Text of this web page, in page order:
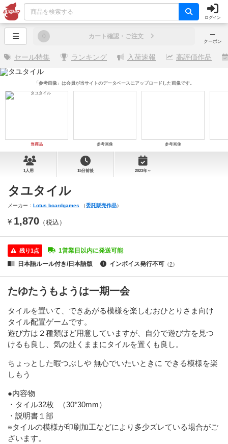
ログイン
─
クーポン
0 カート確認・ご注文
セール特集 ランキング 入荷速報 高評価作品
当商品 参考画像 参考画像
「参考画像」は会員が当サイトのデータベースにアップロードした画像です。
1人用 15分前後 2023年～
タユタイル
メーカー： Lotus boardgames （委託販売作品）
¥ 1,870 （税込）
残り1点
1営業日以内に発送可能
日本語ルール付き/日本語版
インボイス発行不可 （?）
たゆたうもようは一期一会
タイルを置いて、できあがる模様を楽しむおひとりさま向け
タイル配置ゲームです。
遊び方は２種類ほど用意していますが、自分で遊び方を見つ
けるも良し、気の赴くままにタイルを置くも良し。
ちょっとした暇つぶしや 無心でいたいときに できる模様を楽
しもう
●内容物
・タイル32枚 （30*30mm）
・説明書１部
※タイルの模様が印刷加工などにより多少ズレている場合がご
ざいます。